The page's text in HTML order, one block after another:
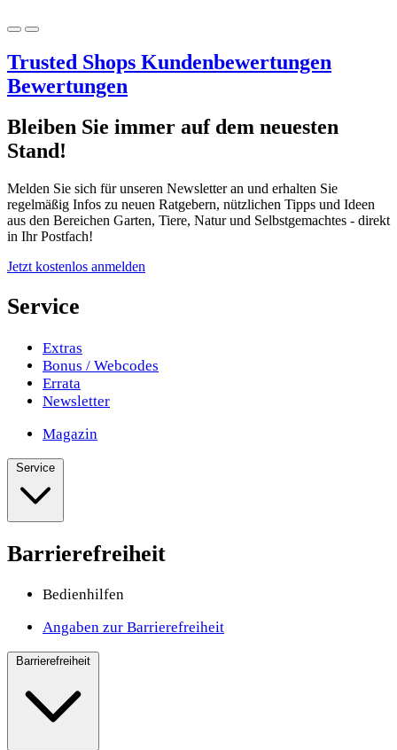
Trusted Shops Kundenbewertungen
Bewertungen
Bleiben Sie immer auf dem neuesten
Stand!
Melden Sie sich für unseren Newsletter an und erhalten Sie
regelmäßig Infos zu neuen Ratgebern, nützlichen Tipps und Ideen
aus den Bereichen Garten, Tiere, Natur und Selbstgemachtes - direkt
in Ihr Postfach!
Jetzt kostenlos anmelden
Service
Extras
Bonus / Webcodes
Errata
Newsletter
Magazin
Service
Barrierefreiheit
Bedienhilfen
Angaben zur Barrierefreiheit
Barrierefreiheit